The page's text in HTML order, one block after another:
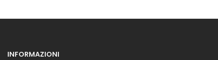
INFORMAZIONI